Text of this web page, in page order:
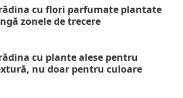
cu flori parfumate plantate
zonele de trecere
cu plante alese pentru
nu doar pentru culoare